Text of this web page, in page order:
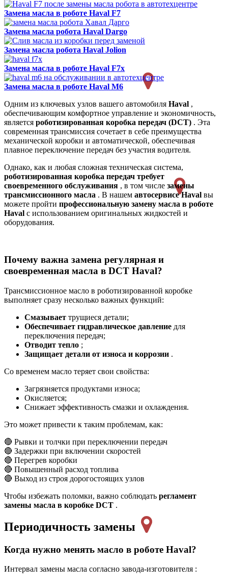
Замена масла в роботе Haval F7
Замена масла робота Haval Dargo
Замена масла робота Haval Jolion
Замена масла в роботе Haval F7x
Замена масла в роботе Haval M6
Одним из ключевых узлов вашего автомобиля Haval ,
обеспечивающим комфортное управление и экономичность,
является роботизированная коробка передач (DCT) . Эта
современная трансмиссия сочетает в себе преимущества
механической коробки и автоматической, обеспечивая
плавное переключение передач без участия водителя.
Однако, как и любая сложная техническая система,
роботизированная коробка передач требует
своевременного обслуживания , в том числе замены
трансмиссионного масла . В нашем автосервисе Haval вы
можете пройти профессиональную замену масла в роботе
Haval с использованием оригинальных жидкостей и
оборудования.
Почему важна замена регулярная и
своевременная масла в DCT Haval?
Трансмиссионное масло в роботизированной коробке
выполняет сразу несколько важных функций:
Смазывает трущиеся детали;
Обеспечивает гидравлическое давление для
переключения передач;
Отводит тепло ;
Защищает детали от износа и коррозии .
Со временем масло теряет свои свойства:
Загрязняется продуктами износа;
Окисляется;
Снижает эффективность смазки и охлаждения.
Это может привести к таким проблемам, как:
🔴 Рывки и толчки при переключении передач
🔴 Задержки при включении скоростей
🔴 Перегрев коробки
🔴 Повышенный расход топлива
🔴 Выход из строя дорогостоящих узлов
Чтобы избежать поломки, важно соблюдать регламент
замены масла в коробке DCT .
Периодичность замены
Когда нужно менять масло в роботе Haval?
Интервал замены масла согласно завода-изготовителя :